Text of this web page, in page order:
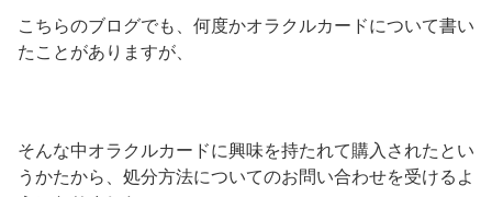
こちらのブログでも、何度かオラクルカードについて書い
たことがありますが、
そんな中オラクルカードに興味を持たれて購入されたとい
うかたから、処分方法についてのお問い合わせを受けるよ